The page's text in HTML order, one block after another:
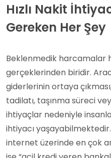
Hızlı Nakit
Gereken Her Şey
Beklenmedik harcamalar
gerçeklerinden biridir.
giderlerinin ortaya
tadilatı, taşınma süreci
ihtiyaçlar nedeniyle
ihtiyacı
internet üzerinde en çok